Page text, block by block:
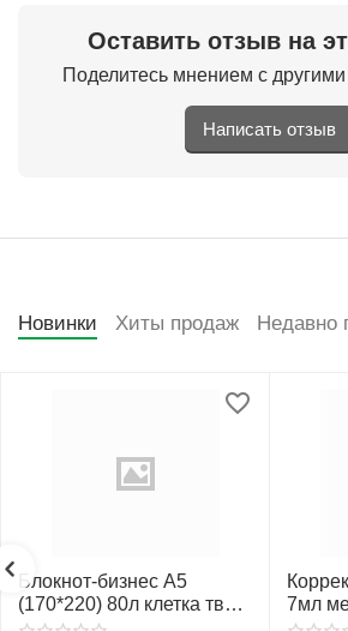
Оставить отзыв на
Поделитесь мнением с
Написать отзыв
Новинки Хиты продаж Недавно
Блокнот-бизнес А5
(170*220) 80л клетка тв
обл 7Бц Проф-Пресс
7мл